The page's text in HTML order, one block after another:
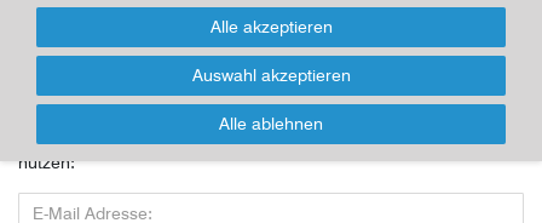
Für Infos zum Artikel oder Kauf, bitte Formular
nutzen!
nutzen:
Alle akzeptieren
Auswahl akzeptieren
Alle ablehnen